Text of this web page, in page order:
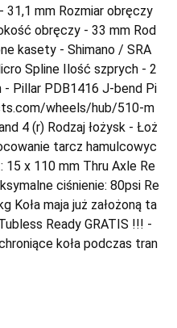
mm Rozmiar obręczy
obręczy - 33 mm Rod
kasety - Shimano / SRA
Spline Ilość szprych - 2
- Pillar PDB1416 J-bend Pi
wheels/hub/510-m
4 (r) Rodzaj łożysk - Łoż
tarcz hamulcowyc
15 x 110 mm Thru Axle Re
ciśnienie: 80psi Re
Koła maja już założoną ta
Ready GRATIS !!! -
koła podczas tran